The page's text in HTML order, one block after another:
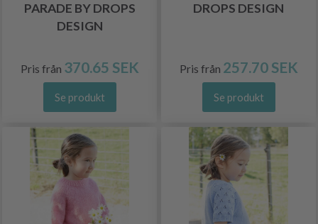
PARADE BY DROPS
DESIGN
Pris från 370.65 SEK
Se produkt
DROPS DESIGN
Pris från 257.70 SEK
Se produkt